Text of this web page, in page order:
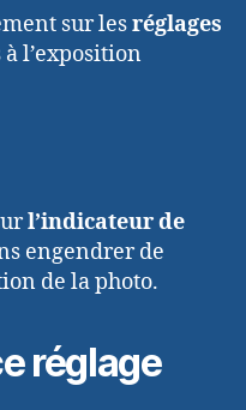
sur lesréglages
à l’exposition
l’indicateur de
engendrer de
de la photo.
réglage